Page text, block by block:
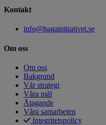
Kontakt
info@hagainitiativet.se
Om oss
Om oss
Bakgrund
Vår strategi
Våra mål
Åtagande
Våra samarbeten
Integritetspolicy